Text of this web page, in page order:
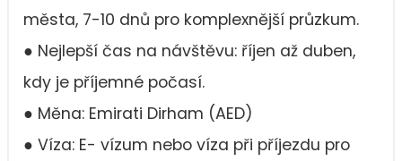
města, 7-10 dnů pro komplexnější průzkum.
● Nejlepší čas na návštěvu: říjen až duben,
kdy je příjemné počasí.
● Měna: Emirati Dirham (AED)
● Víza: E- vízum nebo víza při příjezdu pro